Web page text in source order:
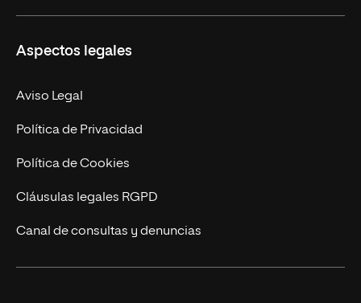
Doctorados
Experto Universitario
Postgrados
Cursos Universitarios
Facultades
Nuestro Equipo
Trabaja en UNIR
Actualidad
UNIR Revista
Eventos
Aspectos legales
Aviso Legal
Política de Privacidad
Política de Cookies
Cláusulas legales RGPD
Canal de consultas y denuncias